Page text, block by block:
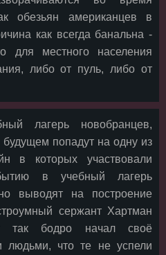
обезьян американцев в
как всегда банальна -
для местного населения
либо от пуль, либо от
лагерь новобранцев,
попадут на одну из
в которых участвовали
в учебный лагерь
выводят на построение
сержант Хартман
так бодро начал своё
людьми, что те не успели